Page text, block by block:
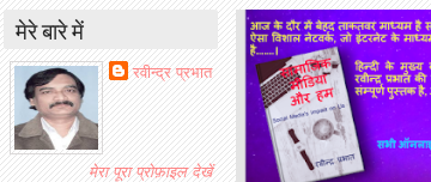
मेरे बारे में
रवीन्द्र प्रभात
मेरा पूरा प्रोफ़ाइल देखें